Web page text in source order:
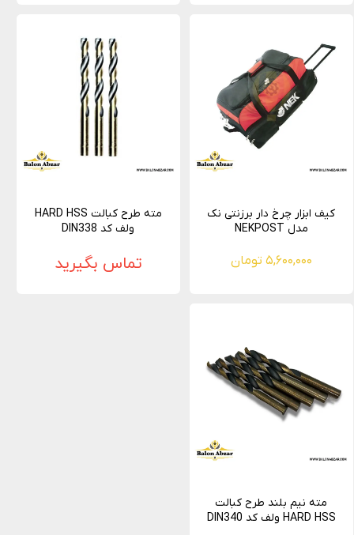
کیف ابزار چرخ دار برزنتی نک
مدل NEKPOST
۵,۶۰۰,۰۰۰ تومان
مته طرح کبالت HARD HSS
ولف کد DIN338
تماس بگیرید
مته نیم بلند طرح کبالت
HARD HSS ولف کد DIN340